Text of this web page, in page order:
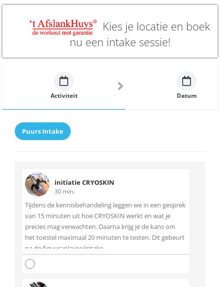
Kies je locatie en boek
nu een intake sessie!
Activiteit Datum
Puurs Intake
initiatie CRYOSKIN
30 min.
Tijdens de kennisbehandeling leggen we in een gesprek
van 15 minuten uit hoe CRYOSKIN werkt en wat je
precies mag verwachten. Daarna krijg je de kans om
het toestel maximaal 20 minuten te testen. Dit gebeurt
na de figuuranlayse/intake